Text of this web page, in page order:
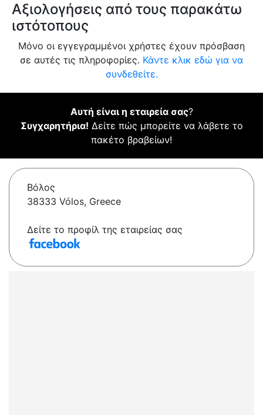
Αξιολογήσεις από τους παρακάτω
ιστότοπους
Μόνο οι εγγεγραμμένοι χρήστες έχουν πρόσβαση
σε αυτές τις πληροφορίες. Κάντε κλικ εδώ για να
συνδεθείτε.
Αυτή είναι η εταιρεία σας?
Συγχαρητήρια! Δείτε πώς μπορείτε να λάβετε το
πακέτο βραβείων!
Βόλος
38333 Vólos, Greece
Δείτε το προφίλ της εταιρείας σας